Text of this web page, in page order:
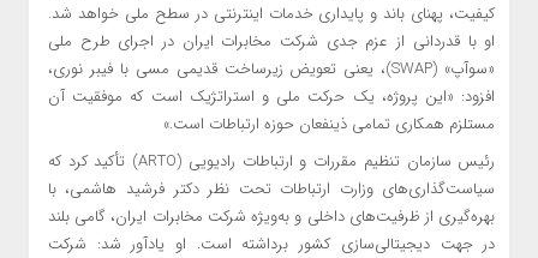
کیفیت، پهنای باند و پایداری خدمات اینترنتی در سطح ملی خواهد شد.
او با قدردانی از عزم جدی شرکت مخابرات ایران در اجرای طرح ملی
«سوآپ» (SWAP)، یعنی تعویض زیرساخت قدیمی مسی با فیبر نوری،
افزود: «این پروژه، یک حرکت ملی و استراتژیک است که موفقیت آن
مستلزم همکاری تمامی ذینفعان حوزه ارتباطات است.»
رئیس سازمان تنظیم مقررات و ارتباطات رادیویی (ARTO) تأکید کرد که
سیاست‌گذاری‌های وزارت ارتباطات تحت نظر دکتر فرشید هاشمی، با
بهره‌گیری از ظرفیت‌های داخلی و به‌ویژه شرکت مخابرات ایران، گامی بلند
در جهت دیجیتالی‌سازی کشور برداشته است. او یادآور شد: شرکت